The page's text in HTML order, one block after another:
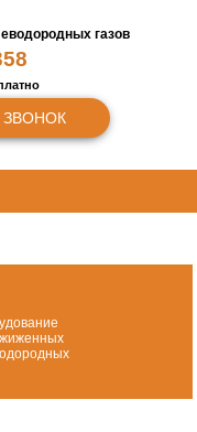
газов
ЗВОНОК